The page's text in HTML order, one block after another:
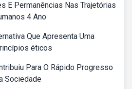
E Permanências Nas Trajetórias
4 Ano
Que Apresenta Uma
éticos
Para O Rápido Progresso
Sociedade